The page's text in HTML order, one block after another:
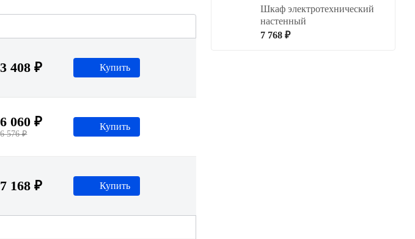
3 408 ₽ Купить
6 060 ₽
6 576 ₽
Купить
7 168 ₽ Купить
Шкаф электротехнический
настенный
7 768 ₽